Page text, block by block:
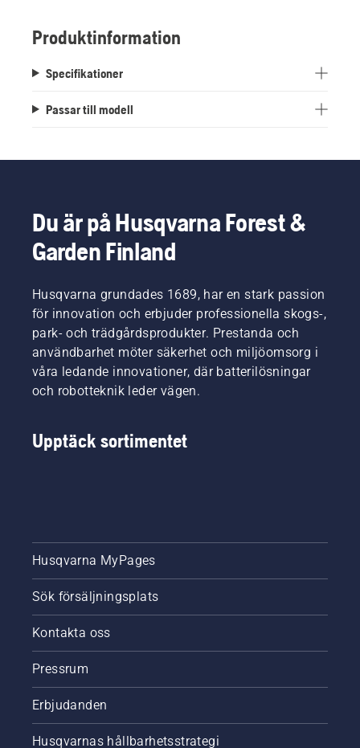
Produktinformation
Specifikationer
Passar till modell
Du är på Husqvarna Forest &
Garden Finland
Husqvarna grundades 1689, har en stark passion
för innovation och erbjuder professionella skogs-,
park- och trädgårdsprodukter. Prestanda och
användbarhet möter säkerhet och miljöomsorg i
våra ledande innovationer, där batterilösningar
och robotteknik leder vägen.
Upptäck sortimentet
Husqvarna MyPages
Sök försäljningsplats
Kontakta oss
Pressrum
Erbjudanden
Husqvarnas hållbarhetsstrategi